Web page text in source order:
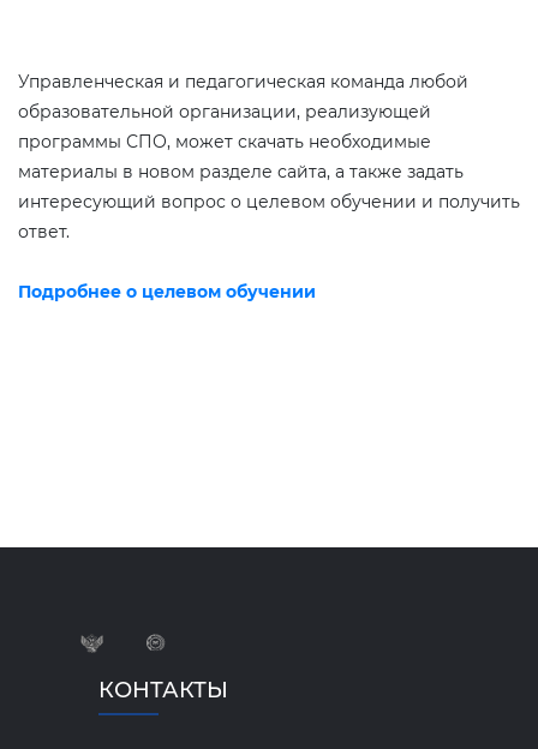
Управленческая и педагогическая команда любой
образовательной организации, реализующей
программы СПО, может скачать необходимые
материалы в новом разделе сайта, а также задать
интересующий вопрос о целевом обучении и получить
ответ.
Подробнее о целевом обучении
КОНТАКТЫ